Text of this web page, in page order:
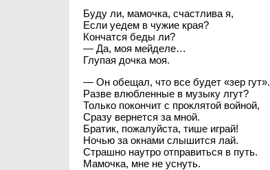
Буду ли, мамочка, счастлива я,
Если уедем в чужие края?
Кончатся беды ли?
— Да, моя мейделе…
Глупая дочка моя.
— Он обещал, что все будет «зер гут».
Разве влюбленные в музыку лгут?
Только покончит с проклятой войной,
Сразу вернется за мной.
Братик, пожалуйста, тише играй!
Ночью за окнами слышится лай.
Страшно наутро отправиться в путь.
Мамочка, мне не уснуть.